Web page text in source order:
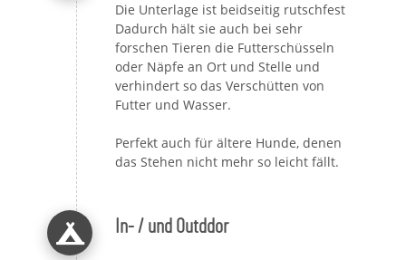
Die Unterlage ist beidseitig rutschfest
Dadurch hält sie auch bei sehr
forschen Tieren die Futterschüsseln
oder Näpfe an Ort und Stelle und
verhindert so das Verschütten von
Futter und Wasser.
Perfekt auch für ältere Hunde, denen
das Stehen nicht mehr so leicht fällt.
In- / und Outddor